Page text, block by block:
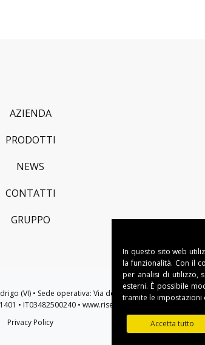
AZIENDA
PRODOTTI
NEWS
CONTATTI
GRUPPO
(VI) • Sede operativa: Via della Tecnica, 10 - 36010
• IT03482500240 • www.riseweb.it •
sales@riseweb.it
Privacy Policy
In questo sito web
la funzionalità. Con il
per analisi di utilizzo,
esterni. È possibile
tramite le impostazioni
Accetta tutto